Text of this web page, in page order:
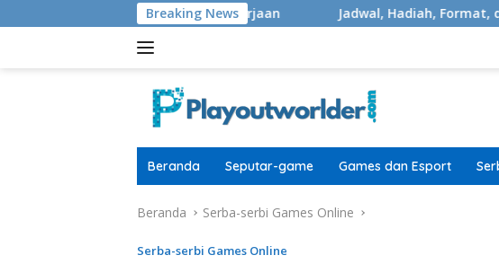
ke
Breaking News
Masih Di Pengerjaan Jadwal, Hadiah, Format, dan Regu yang
Beranda Seputar-game Games dan Esport
Beranda Serba-serbi Games Online
Serba-serbi Games Online